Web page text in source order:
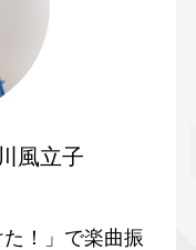
風立子
！」で楽曲振